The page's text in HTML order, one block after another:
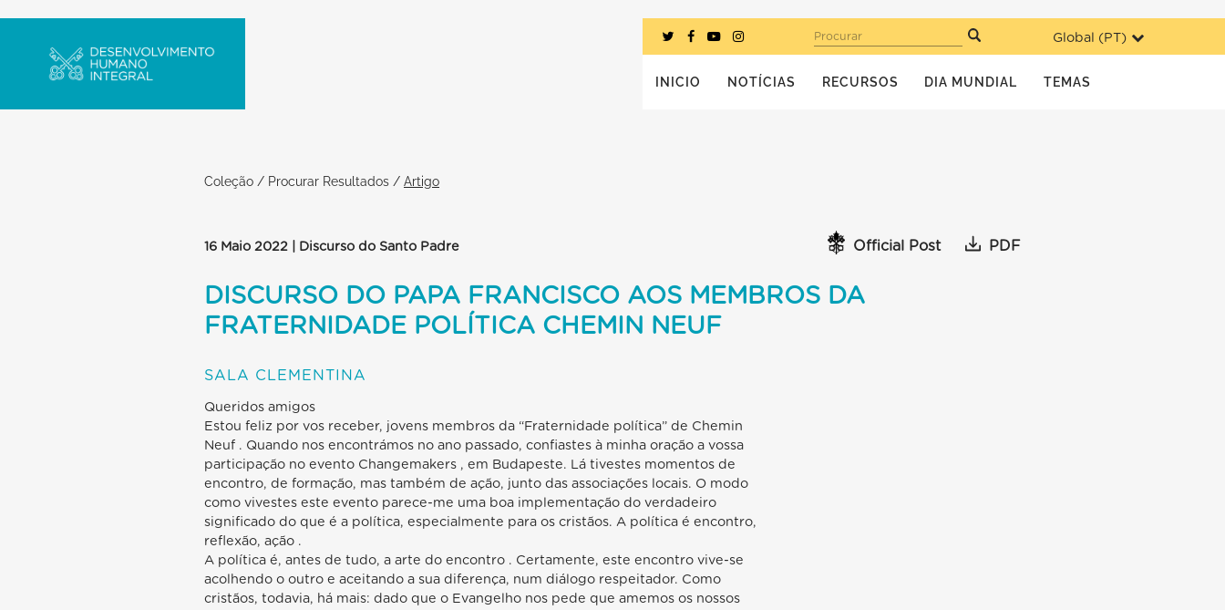
Global (PT)
Procurar
INICIO NOTÍCIAS RECURSOS DIA MUNDIAL TEMAS
Coleção / Procurar Resultados / Artigo
16 Maio 2022 | Discurso do Santo Padre Official Post PDF
DISCURSO DO PAPA FRANCISCO AOS MEMBROS DA
FRATERNIDADE POLÍTICA CHEMIN NEUF
SALA CLEMENTINA
Queridos amigos
Estou feliz por vos receber, jovens membros da “Fraternidade política” de Chemin
Neuf . Quando nos encontrámos no ano passado, confiastes à minha oração a vossa
participação no evento Changemakers , em Budapeste. Lá tivestes momentos de
encontro, de formação, mas também de ação, junto das associações locais. O modo
como vivestes este evento parece-me uma boa implementação do verdadeiro
significado do que é a política, especialmente para os cristãos. A política é encontro,
reflexão, ação .
A política é, antes de tudo, a arte do encontro . Certamente, este encontro vive-se
acolhendo o outro e aceitando a sua diferença, num diálogo respeitador. Como
cristãos, todavia, há mais: dado que o Evangelho nos pede que amemos os nossos